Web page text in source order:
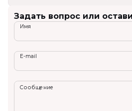
Задать вопрос или
Имя
E-mail
Сообщение